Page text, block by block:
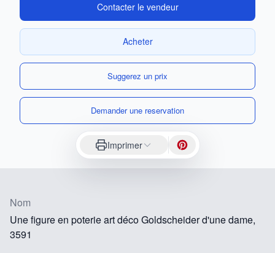
Contacter le vendeur
Acheter
Suggerez un prix
Demander une reservation
Imprimer
Nom
Une figure en poterie art déco Goldscheider d'une dame,
3591